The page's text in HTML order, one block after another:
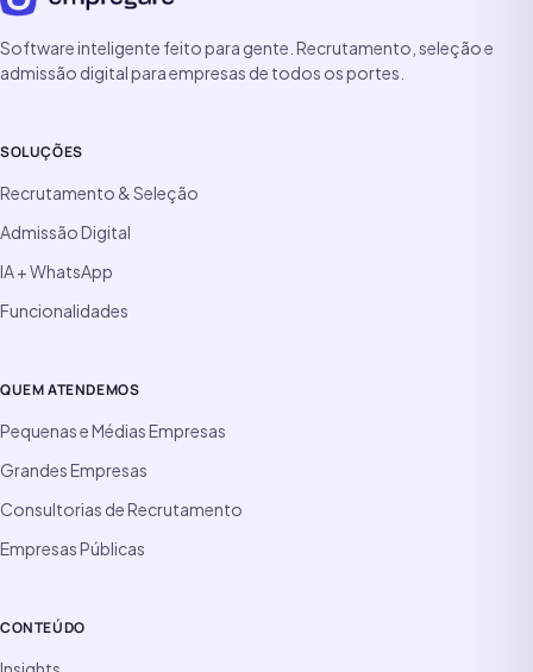
Software inteligente feito para gente. Recrutamento, seleção e
admissão digital para empresas de todos os portes.
SOLUÇÕES
Recrutamento & Seleção
Admissão Digital
IA + WhatsApp
Funcionalidades
QUEM ATENDEMOS
Pequenas e Médias Empresas
Grandes Empresas
Consultorias de Recrutamento
Empresas Públicas
CONTEÚDO